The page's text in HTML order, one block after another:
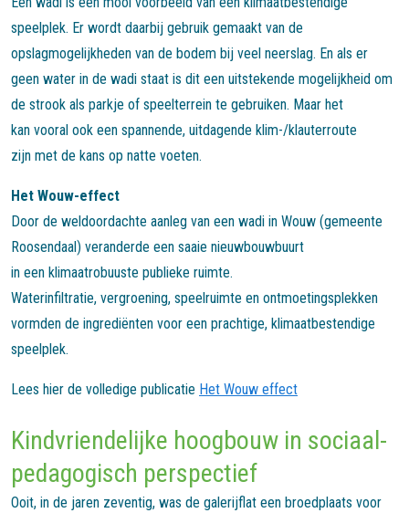
speelplek. Er wordt daarbij gebruik gemaakt van de
opslagmogelijkheden van de bodem bij veel neerslag. En als er
geen water in de wadi staat is dit een uitstekende mogelijkheid om
de strook als parkje of speelterrein te gebruiken. Maar het
kan vooral ook een spannende, uitdagende klim-/klauterroute
zijn met de kans op natte voeten.
Het Wouw-effect
Door de weldoordachte aanleg van een wadi in Wouw (gemeente
Roosendaal) veranderde een saaie nieuwbouwbuurt
in een klimaatrobuuste publieke ruimte.
Waterinfiltratie, vergroening, speelruimte en ontmoetingsplekken
vormden de ingrediënten voor een prachtige, klimaatbestendige
speelplek.
Lees hier de volledige publicatie Het Wouw effect
Kindvriendelijke hoogbouw in sociaal-
pedagogisch perspectief
Ooit, in de jaren zeventig, was de galerijflat een broedplaats voor